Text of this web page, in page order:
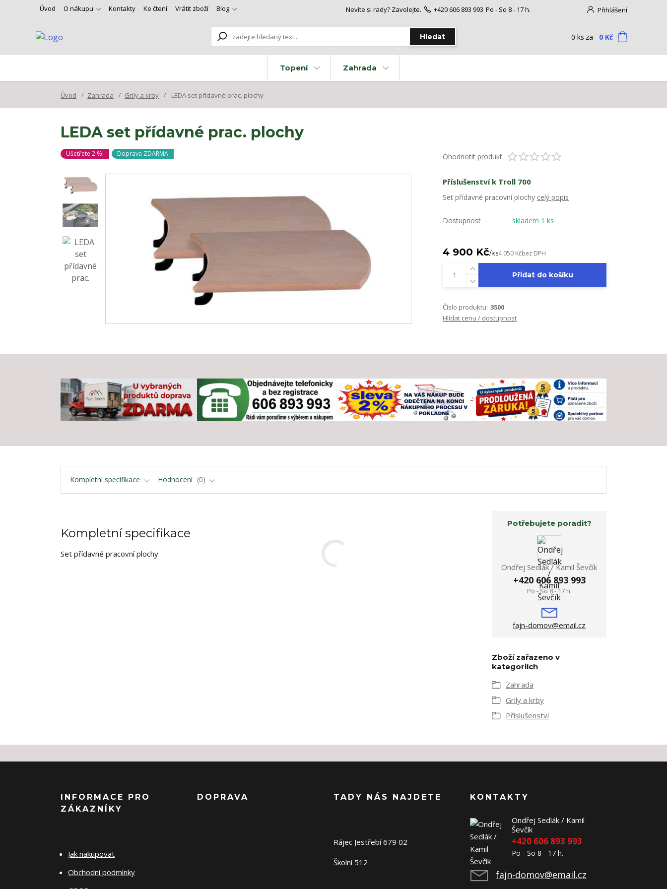
Úvod O nákupu Kontakty Ke čtení Vrátit zboží Blog Přihlášení
Hledat
Nevíte si rady? Zavolejte. +420 606 893 993 Po - So 8 - 17 h.
0 ks za 0 Kč
Topení Zahrada
Úvod Zahrada Grily a krby LEDA set přídavné prac. plochy
LEDA set přídavné prac. plochy
Ušetřete 2 %! Doprava ZDARMA Ohodnotit produkt
Příslušenství k Troll 700
Set přídavné pracovní plochy celý popis
Dostupnost skladem 1 ks
4 900 Kč/ks4 050 Kčbez DPH
Přidat do košíku
Číslo produktu: 3500
Hlídat cenu / dostupnost
Kompletní specifikace Hodnocení 0
Kompletní specifikace
Set přídavné pracovní plochy
Potřebujete poradit?
Ondřej Sedlák / Kamil Ševčík
+420 606 893 993
Po - So 8 - 17 h.
fajn-domov@email.cz
Zboží zařazeno v
kategoriích
Zahrada
Grily a krby
Příslušenství
INFORMACE PRO
ZÁKAZNÍKY
Jak nakupovat
Obchodní podmínky
DOPRAVA TADY NÁS NAJDETE
Rájec Jestřebí 679 02
Školní 512
KONTAKTY
Ondřej Sedlák / Kamil
Ševčík
+420 606 893 993
Po - So 8 - 17 h.
fajn-domov@email.cz